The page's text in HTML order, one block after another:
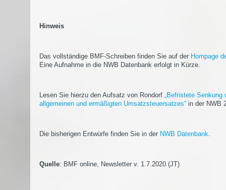
Hinweis
Das vollständige BMF-Schreiben finden Sie auf der Hompage
Eine Aufnahme in die NWB Datenbank erfolgt in Kürze.
Lesen Sie hierzu den Aufsatz von Rondorf „Befristete Senkung
allgemeinen und ermäßigten Umsatzsteuersatzes“ in der NWB
Die bisherigen Entwürfe finden Sie in der NWB Datenbank.
Quelle: BMF online, Newsletter v. 1.7.2020 (JT)